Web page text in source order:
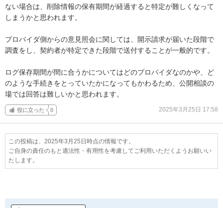
ない場合は、削除情報の保有期間が経過すると特定が難しくなって
しまうかと思われます。
プロバイダ側からの意見照会に関しては、開示請求が届いた段階で
調査をし、契約者が特定できた段階で送付することが一般的です。
ログ保存期間が間に合うかについてはどのプロバイダなのかや、ど
のような手続きをとっていたかになってもかわるため、公開相談の
場では回答は難しいかと思われます。
役に立った 0 2025年3月25日 17:58
この投稿は、2025年3月25日時点の情報です。
ご自身の責任のもと適法性・有用性を考慮してご利用いただくようお願いい
たします。